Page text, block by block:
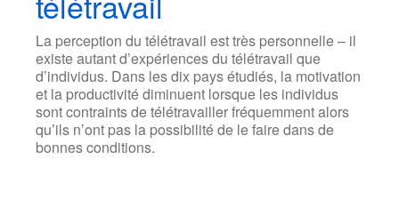
La perception du télétravail est très personnelle – il
existe autant d’expériences du télétravail que
d’individus. Dans les dix pays étudiés, la motivation
et la productivité diminuent lorsque les individus
sont contraints de télétravailler fréquemment alors
qu’ils n’ont pas la possibilité de le faire dans de
bonnes conditions.